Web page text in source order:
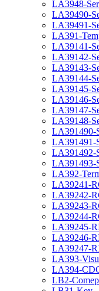
LA3948-
LA39490-
LA39491-
LA391-
LA39141-
LA39142-
LA39143-
LA39144-
LA39145-
LA39146-
LA39147-
LA39148-
LA391490-
LA391491-
LA391492-
LA391493-
LA392-
LA39241-
LA39242-
LA39243-
LA39244-
LA39245-
LA39246-
LA39247-
LA393-
LA394-
LB2-